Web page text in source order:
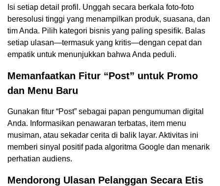
Isi setiap detail profil. Unggah secara berkala foto-foto
beresolusi tinggi yang menampilkan produk, suasana, dan
tim Anda. Pilih kategori bisnis yang paling spesifik. Balas
setiap ulasan—termasuk yang kritis—dengan cepat dan
empatik untuk menunjukkan bahwa Anda peduli.
Memanfaatkan Fitur “Post” untuk Promo
dan Menu Baru
Gunakan fitur “Post” sebagai papan pengumuman digital
Anda. Informasikan penawaran terbatas, item menu
musiman, atau sekadar cerita di balik layar. Aktivitas ini
memberi sinyal positif pada algoritma Google dan menarik
perhatian audiens.
Mendorong Ulasan Pelanggan Secara Etis